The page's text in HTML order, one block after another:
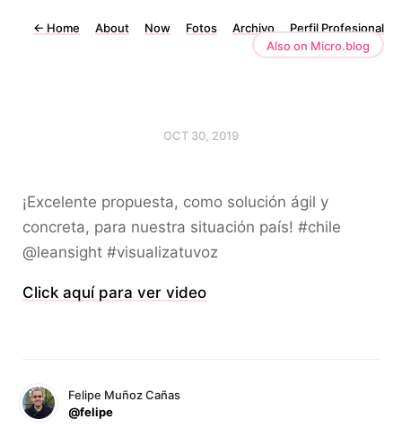
← Home About Now Fotos Archivo
Perfil Profesional
Also on Micro.blog
OCT 30, 2019
¡Excelente propuesta, como solución ágil y
concreta, para nuestra situación país! #chile
@leansight #visualizatuvoz
Click aquí para ver video
Felipe Muñoz Cañas
@felipe